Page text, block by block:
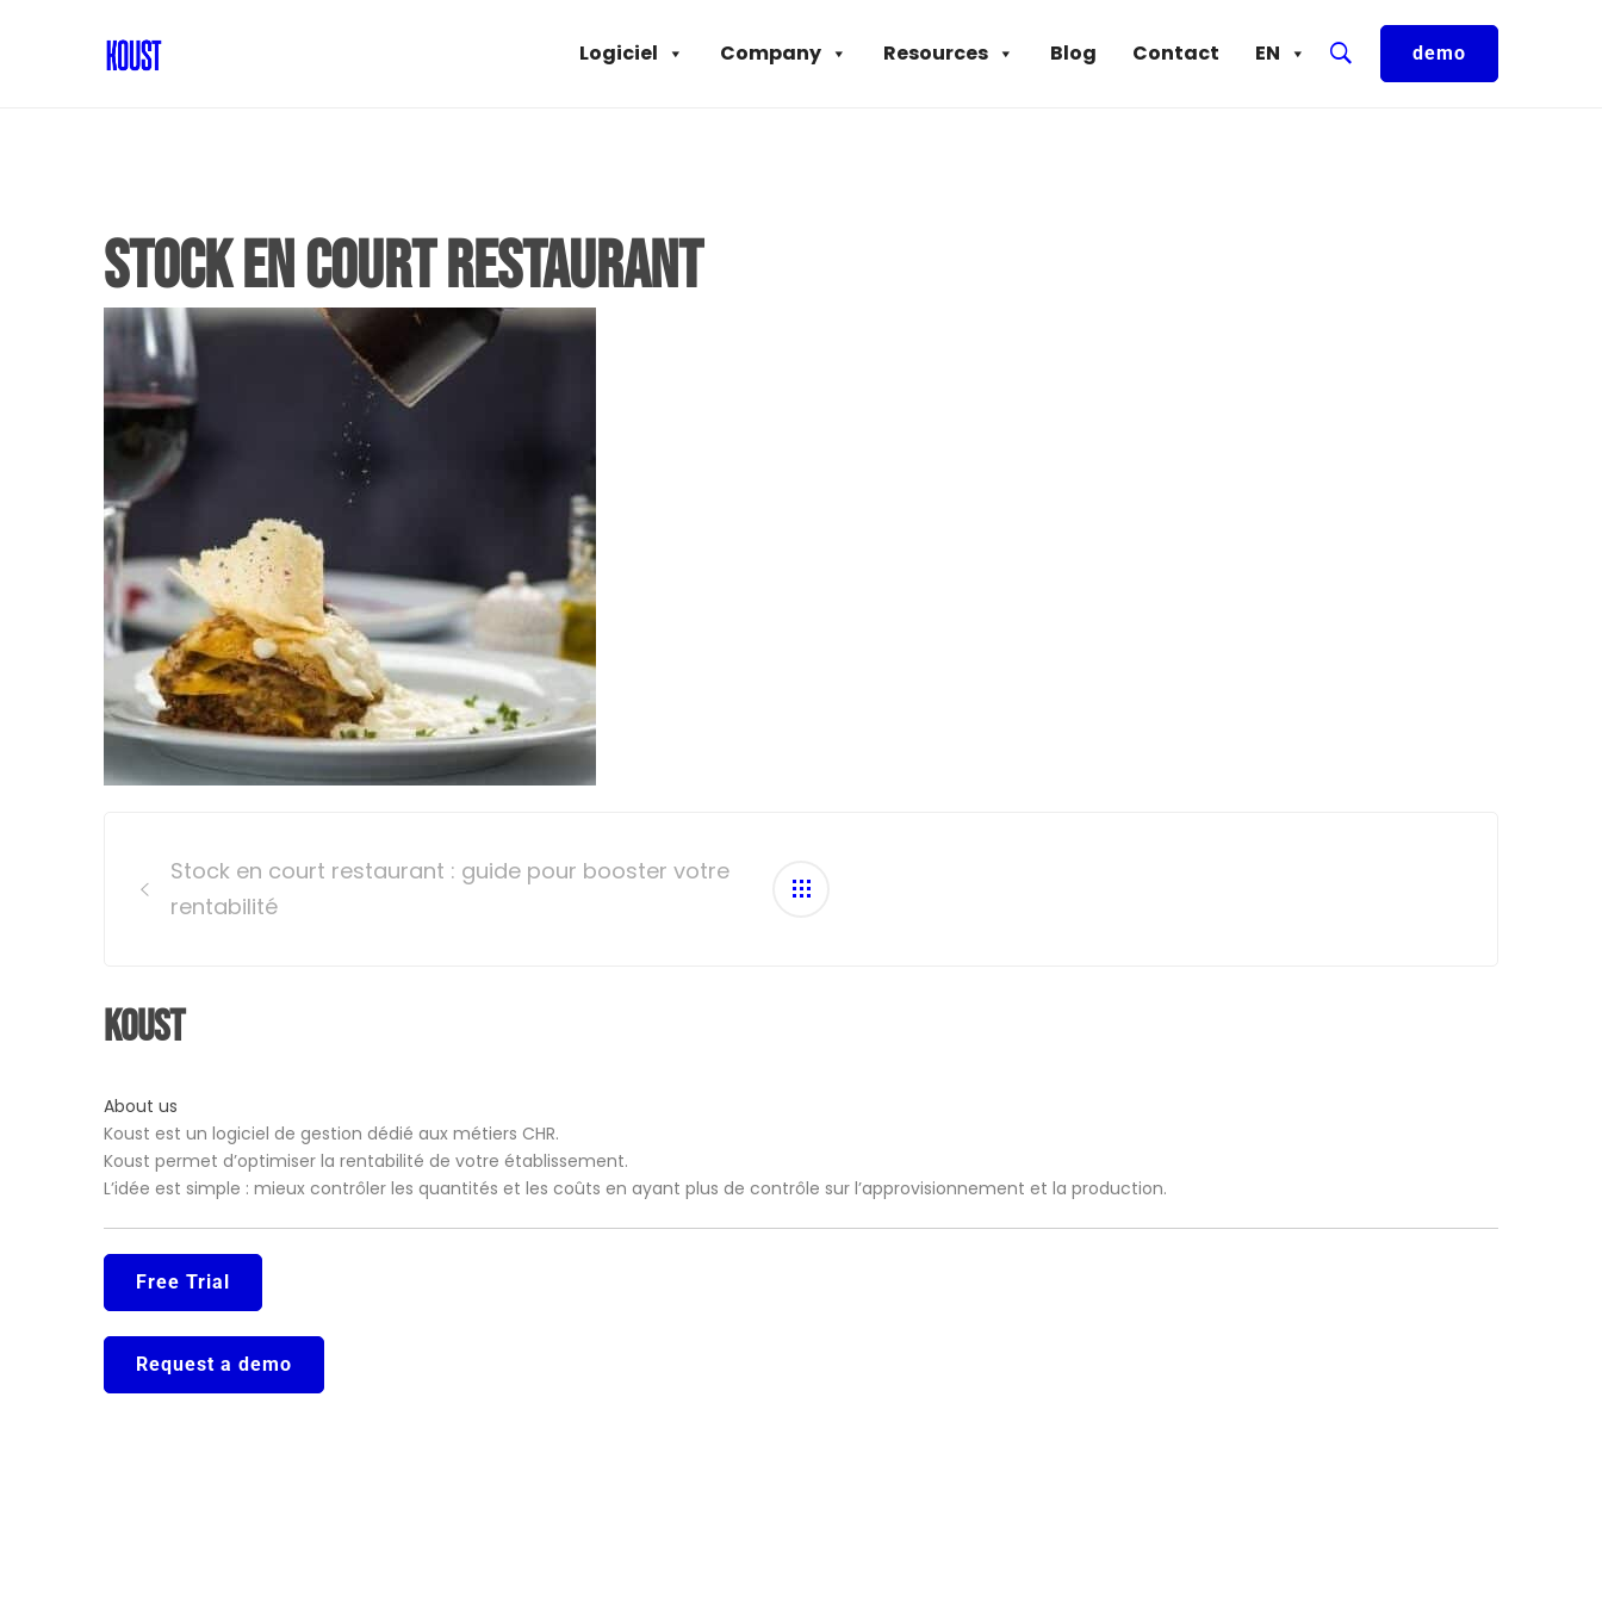
EN
Contact
Blog
Resources
Company
Logiciel demo
stock en court restaurant
navigation
Stock en court restaurant : guide pour booster votre
rentabilité
Koust
About us
Koust est un logiciel de gestion dédié aux métiers CHR.
Koust permet d’optimiser la rentabilité de votre établissement.
L’idée est simple : mieux contrôler les quantités et les coûts en ayant plus de contrôle sur l’approvisionnement et la production.
Free Trial
Request a demo